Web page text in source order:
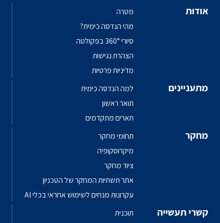
אודות
מטרה
מהי הנדסה כימית?
סיורי 360° בפקולטה
הצהרת נגישות
מדיניות פרטיות
מתעניינים
למה הנדסה כימית
תואר ראשון
תארים מתקדמים
מחקר
תחומי מחקר
מיקרוסקופיה
ציוד מחקר
אתר תשתיות המחקר של הטכניון
עקרונות מנחים לשימוש אחראי בכלי AI
קשרי תעשייה
תוכנית